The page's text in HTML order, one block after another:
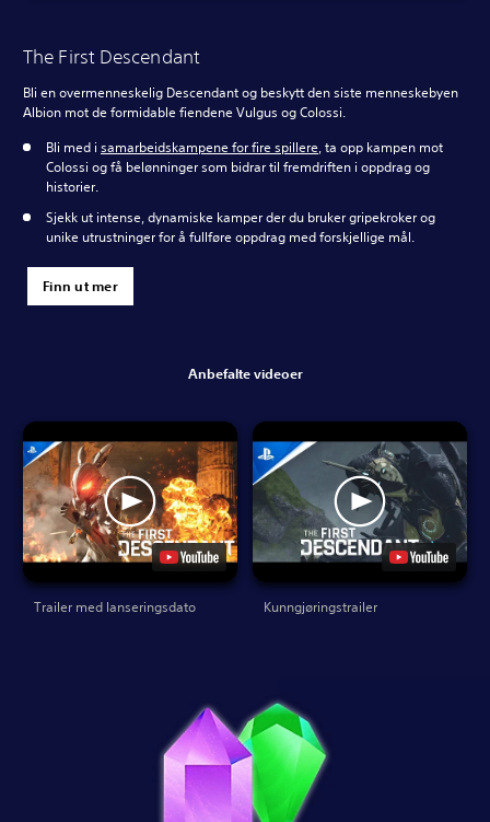
The First Descendant
Bli en overmenneskelig Descendant og beskytt den siste menneskebyen
Albion mot de formidable fiendene Vulgus og Colossi.
Bli med i samarbeidskampene for fire spillere, ta opp kampen mot
Colossi og få belønninger som bidrar til fremdriften i oppdrag og
historier.
Sjekk ut intense, dynamiske kamper der du bruker gripekroker og
unike utrustninger for å fullføre oppdrag med forskjellige mål.
Finn ut mer
Anbefalte videoer
Trailer med lanseringsdato Kunngjøringstrailer